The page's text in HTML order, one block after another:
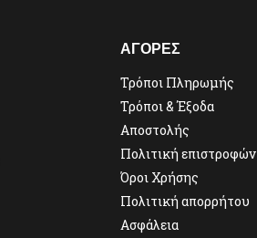
ΑΓΟΡΕΣ
Τρόποι Πληρωμής
Τρόποι & Έξοδα
Αποστολής
Πολιτική επιστροφών
Όροι Χρήσης
Πολιτική απορρήτου
Ασφάλεια